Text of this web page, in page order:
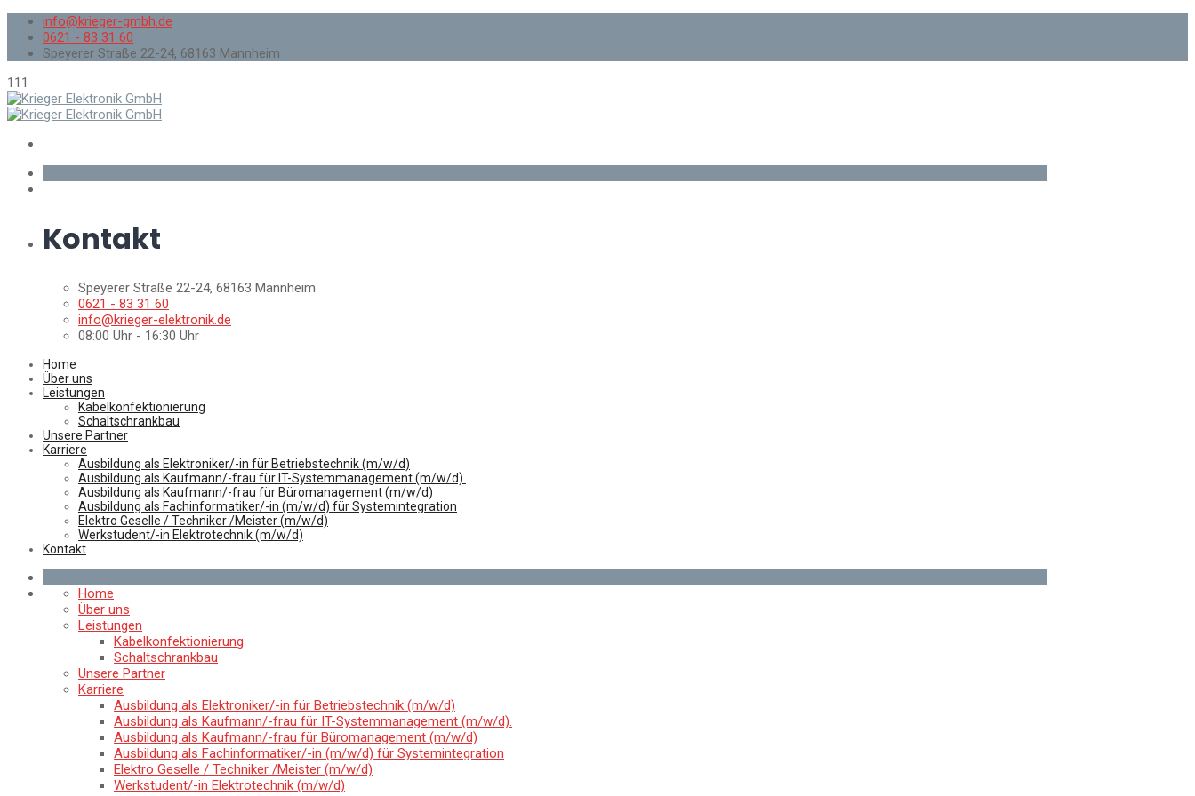
info@krieger-gmbh.de
0621 - 83 31 60
Speyerer Straße 22-24, 68163 Mannheim
111
Kontakt
Speyerer Straße 22-24, 68163 Mannheim
0621 - 83 31 60
info@krieger-elektronik.de
08:00 Uhr - 16:30 Uhr
Home
Über uns
Leistungen
Kabelkonfektionierung
Schaltschrankbau
Unsere Partner
Karriere
Ausbildung als Elektroniker/-in für Betriebstechnik (m/w/d)
Ausbildung als Kaufmann/-frau für IT-Systemmanagement (m/w/d).
Ausbildung als Kaufmann/-frau für Büromanagement (m/w/d)
Ausbildung als Fachinformatiker/-in (m/w/d) für Systemintegration
Elektro Geselle / Techniker /Meister (m/w/d)
Werkstudent/-in Elektrotechnik (m/w/d)
Kontakt
Home
Über uns
Leistungen
Kabelkonfektionierung
Schaltschrankbau
Unsere Partner
Karriere
Ausbildung als Elektroniker/-in für Betriebstechnik (m/w/d)
Ausbildung als Kaufmann/-frau für IT-Systemmanagement (m/w/d).
Ausbildung als Kaufmann/-frau für Büromanagement (m/w/d)
Ausbildung als Fachinformatiker/-in (m/w/d) für Systemintegration
Elektro Geselle / Techniker /Meister (m/w/d)
Werkstudent/-in Elektrotechnik (m/w/d)